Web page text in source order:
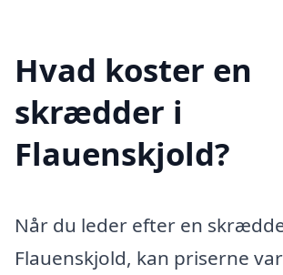
Hvad koster en
skrædder i
Flauenskjold?
Når du leder efter en
Flauenskjold, kan priserne